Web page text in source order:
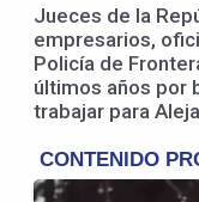
Jueces de la
empresarios,
Policía de
últimos años por
trabajar para